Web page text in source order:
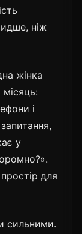
ніж
жінка
місяць:
і
у
для
сильними.